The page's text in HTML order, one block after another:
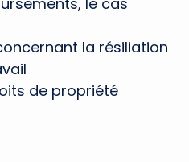
la résiliation
de propriété